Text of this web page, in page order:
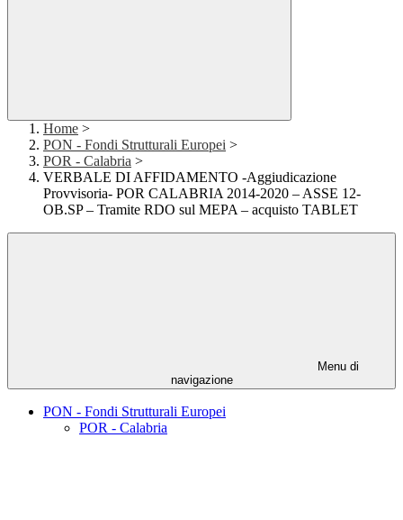
Home >
PON - Fondi Strutturali Europei >
POR - Calabria >
VERBALE DI AFFIDAMENTO -Aggiudicazione
Provvisoria- POR CALABRIA 2014-2020 – ASSE 12-
OB.SP – Tramite RDO sul MEPA – acquisto TABLET
Menu di
navigazione
PON - Fondi Strutturali Europei
POR - Calabria